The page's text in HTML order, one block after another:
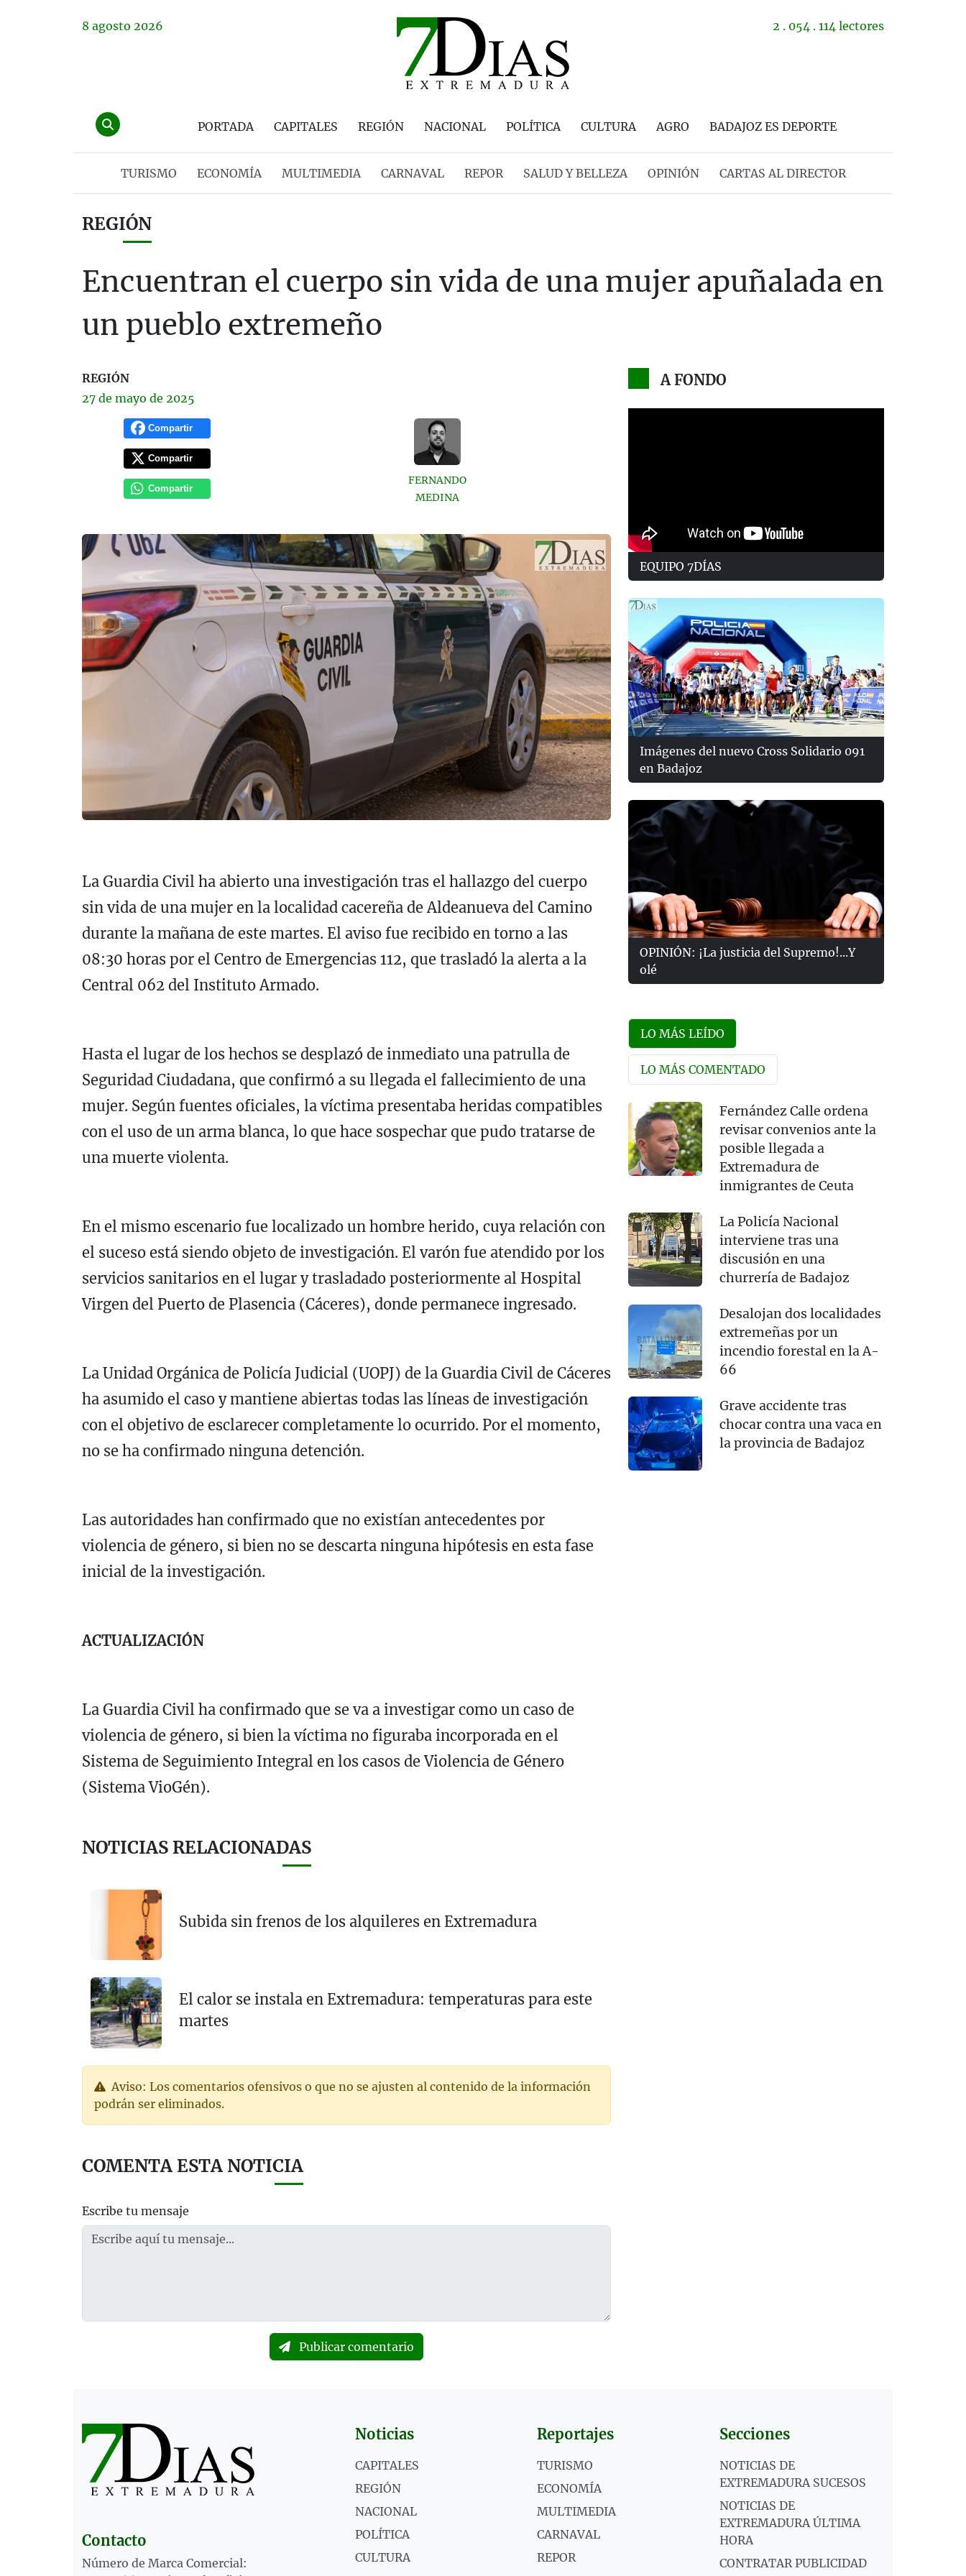
8 agosto 2026 2 . 054 . 114 lectores
PORTADA CAPITALES REGIÓN NACIONAL POLÍTICA CULTURA AGRO BADAJOZ ES DEPORTE
TURISMO ECONOMÍA MULTIMEDIA CARNAVAL REPOR SALUD Y BELLEZA OPINIÓN CARTAS AL DIRECTOR
REGIÓN
Encuentran el cuerpo sin vida de una mujer apuñalada en
un pueblo extremeño
REGIÓN
27 de mayo de 2025
Compartir
Compartir
Compartir
FERNANDO
MEDINA
La Guardia Civil ha abierto una investigación tras el hallazgo del cuerpo
sin vida de una mujer en la localidad cacereña de Aldeanueva del Camino
durante la mañana de este martes. El aviso fue recibido en torno a las
08:30 horas por el Centro de Emergencias 112, que trasladó la alerta a la
Central 062 del Instituto Armado.
Hasta el lugar de los hechos se desplazó de inmediato una patrulla de
Seguridad Ciudadana, que confirmó a su llegada el fallecimiento de una
mujer. Según fuentes oficiales, la víctima presentaba heridas compatibles
con el uso de un arma blanca, lo que hace sospechar que pudo tratarse de
una muerte violenta.
En el mismo escenario fue localizado un hombre herido, cuya relación con
el suceso está siendo objeto de investigación. El varón fue atendido por los
servicios sanitarios en el lugar y trasladado posteriormente al Hospital
Virgen del Puerto de Plasencia (Cáceres), donde permanece ingresado.
La Unidad Orgánica de Policía Judicial (UOPJ) de la Guardia Civil de Cáceres
ha asumido el caso y mantiene abiertas todas las líneas de investigación
con el objetivo de esclarecer completamente lo ocurrido. Por el momento,
no se ha confirmado ninguna detención.
Las autoridades han confirmado que no existían antecedentes por
violencia de género, si bien no se descarta ninguna hipótesis en esta fase
inicial de la investigación.
ACTUALIZACIÓN
La Guardia Civil ha confirmado que se va a investigar como un caso de
violencia de género, si bien la víctima no figuraba incorporada en el
Sistema de Seguimiento Integral en los casos de Violencia de Género
(Sistema VioGén).
NOTICIAS RELACIONADAS
Subida sin frenos de los alquileres en Extremadura
El calor se instala en Extremadura: temperaturas para este
martes
Aviso: Los comentarios ofensivos o que no se ajusten al contenido de la información
podrán ser eliminados.
COMENTA ESTA NOTICIA
Escribe tu mensaje
Publicar comentario
A FONDO
EQUIPO 7DÍAS
Imágenes del nuevo Cross Solidario 091
en Badajoz
OPINIÓN: ¡La justicia del Supremo!...Y
olé
LO MÁS LEÍDO
LO MÁS COMENTADO
Fernández Calle ordena
revisar convenios ante la
posible llegada a
Extremadura de
inmigrantes de Ceuta
La Policía Nacional
interviene tras una
discusión en una
churrería de Badajoz
Desalojan dos localidades
extremeñas por un
incendio forestal en la A-
66
Grave accidente tras
chocar contra una vaca en
la provincia de Badajoz
Contacto
Número de Marca Comercial:
Noticias
CAPITALES
REGIÓN
NACIONAL
POLÍTICA
CULTURA
Reportajes
TURISMO
ECONOMÍA
MULTIMEDIA
CARNAVAL
REPOR
Secciones
NOTICIAS DE
EXTREMADURA SUCESOS
NOTICIAS DE
EXTREMADURA ÚLTIMA
HORA
CONTRATAR PUBLICIDAD